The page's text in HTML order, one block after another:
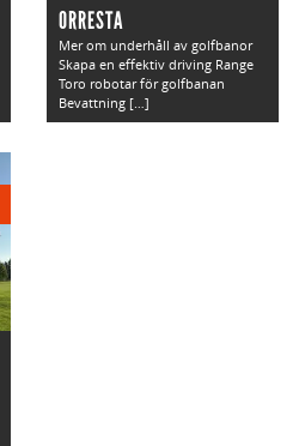
ORRESTA
Mer om underhåll av golfbanor
Skapa en effektiv driving Range
Toro robotar för golfbanan
Bevattning […]